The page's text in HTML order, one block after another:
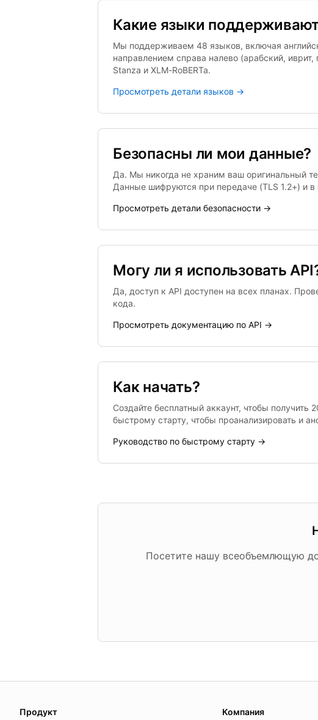
Какие языки
Мы поддерживаем 48 языков, включая
направлением справа налево (арабский,
Stanza и XLM-RoBERTa.
Просмотреть детали языков →
Безопасны ли мои данные?
Да. Мы никогда не храним ваш оригинальный
Данные шифруются при передаче (TLS 1.2+) и в
Просмотреть детали безопасности →
Могу ли я использовать
Да, доступ к API доступен на всех планах.
кода.
Просмотреть документацию по API →
Как начать?
Создайте бесплатный аккаунт, чтобы
быстрому старту, чтобы проанализировать и
Руководство по быстрому старту →
Посетите нашу всеобъемлющую
We update this page when our platform or the law changes.
Продукт Компания